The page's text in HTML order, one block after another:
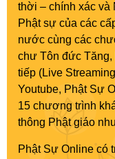
thời – chính xác và
Phật sự của các
nước cùng các
chư Tôn đức
tiếp (Live
Youtube, Phật Sự
15 chương trình
thông Phật giáo
Phật Sự Online có